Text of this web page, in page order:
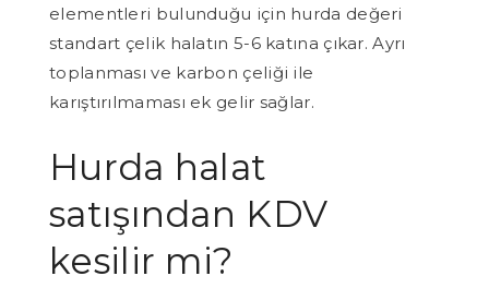
elementleri bulunduğu için hurda değeri
standart çelik halatın 5-6 katına çıkar. Ayrı
toplanması ve karbon çeliği ile
karıştırılmaması ek gelir sağlar.
Hurda halat
satışından KDV
kesilir mi?